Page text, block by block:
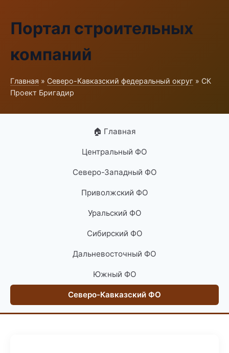
Портал строительных
компаний
Главная » Северо-Кавказский федеральный округ » СК
Проект Бригадир
🏠 Главная
Центральный ФО
Северо-Западный ФО
Приволжский ФО
Уральский ФО
Сибирский ФО
Дальневосточный ФО
Южный ФО
Северо-Кавказский ФО